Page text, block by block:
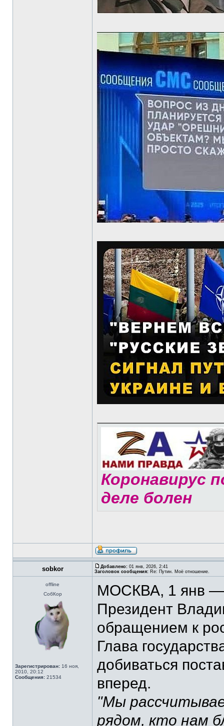
Коронавирус
деле болен
sobkor Добавлено: 01 янв, 2026, 2:41
Заголовок сообщения: Re: Путин. Моё отношение.
offline
СобКор
Зарегистрирован: 16 ноя,
2010, 20:12
Сообщения: 21534
МОСКВА, 1 янв
Президент
обращением к
Глава
добиваться
вперед.
"Мы
рядом, кто нам